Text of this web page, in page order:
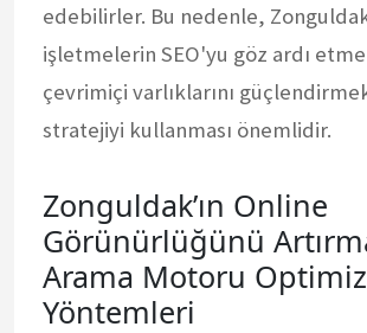
edebilirler. Bu nedenle,
işletmelerin SEO'yu göz ardı
çevrimiçi varlıklarını
stratejiyi kullanması önemlidir.
Zonguldak’ın Online
Görünürlüğünü
Arama Motoru
Yöntemleri